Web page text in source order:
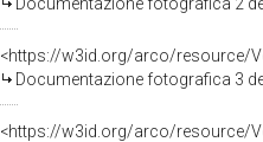
<https://w3id.org/arco/resource/
Documentazione fotografica 3
<https://w3id.org/arco/resource/